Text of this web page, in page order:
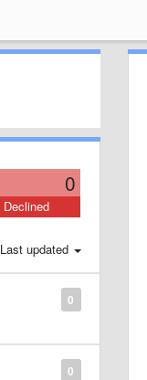
0
Declined
Last updated
0
0